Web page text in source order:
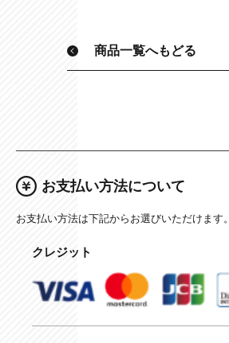
商品一覧へもどる
お支払い方法について
お支払い方法は下記からお選びいただけます。
クレジット